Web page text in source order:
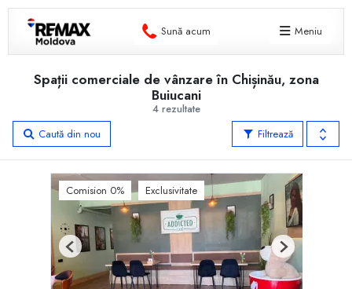
Sună acum Meniu
4 rezultate
Spații comerciale de vânzare în Chișinău, zona
Buiucani
Filtrează
Caută din nou
Comision 0% Exclusivitate
Previous Next